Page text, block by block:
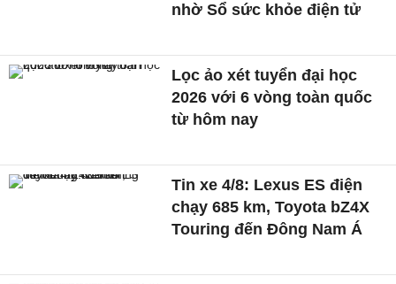
nhờ Sổ sức khỏe điện tử
Lọc ảo xét tuyển đại học
2026 với 6 vòng toàn quốc
từ hôm nay
Tin xe 4/8: Lexus ES điện
chạy 685 km, Toyota bZ4X
Touring đến Đông Nam Á